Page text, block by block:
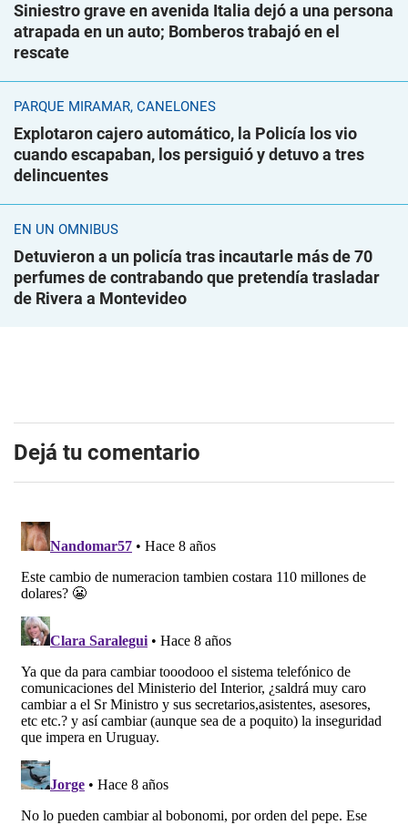
Siniestro grave en avenida Italia dejó a una persona
atrapada en un auto; Bomberos trabajó en el
rescate
PARQUE MIRAMAR, CANELONES
Explotaron cajero automático, la Policía los vio
cuando escapaban, los persiguió y detuvo a tres
delincuentes
EN UN ÓMNIBUS
Detuvieron a un policía tras incautarle más de 70
perfumes de contrabando que pretendía trasladar
de Rivera a Montevideo
Dejá tu comentario